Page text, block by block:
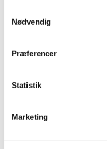
Nødvendig
Præferencer
Statistik
Marketing
Du vil måske